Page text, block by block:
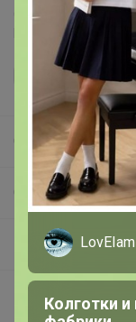
Делая заказ, Вы
регламентом
СОФИнеЛОРЕН
ПРОШЛЫЕ
Описание
LovEIam
Колготки